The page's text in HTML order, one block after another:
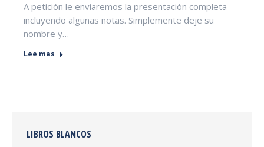
A petición le enviaremos la presentación completa
incluyendo algunas notas. Simplemente deje su
nombre y…
Lee mas
LIBROS BLANCOS